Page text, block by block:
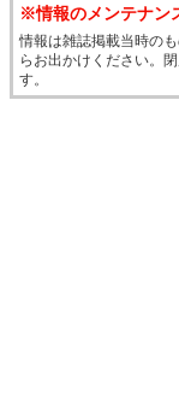
※情報のメンテナン
情報は雑誌掲載当時の
らお出かけください。
す。